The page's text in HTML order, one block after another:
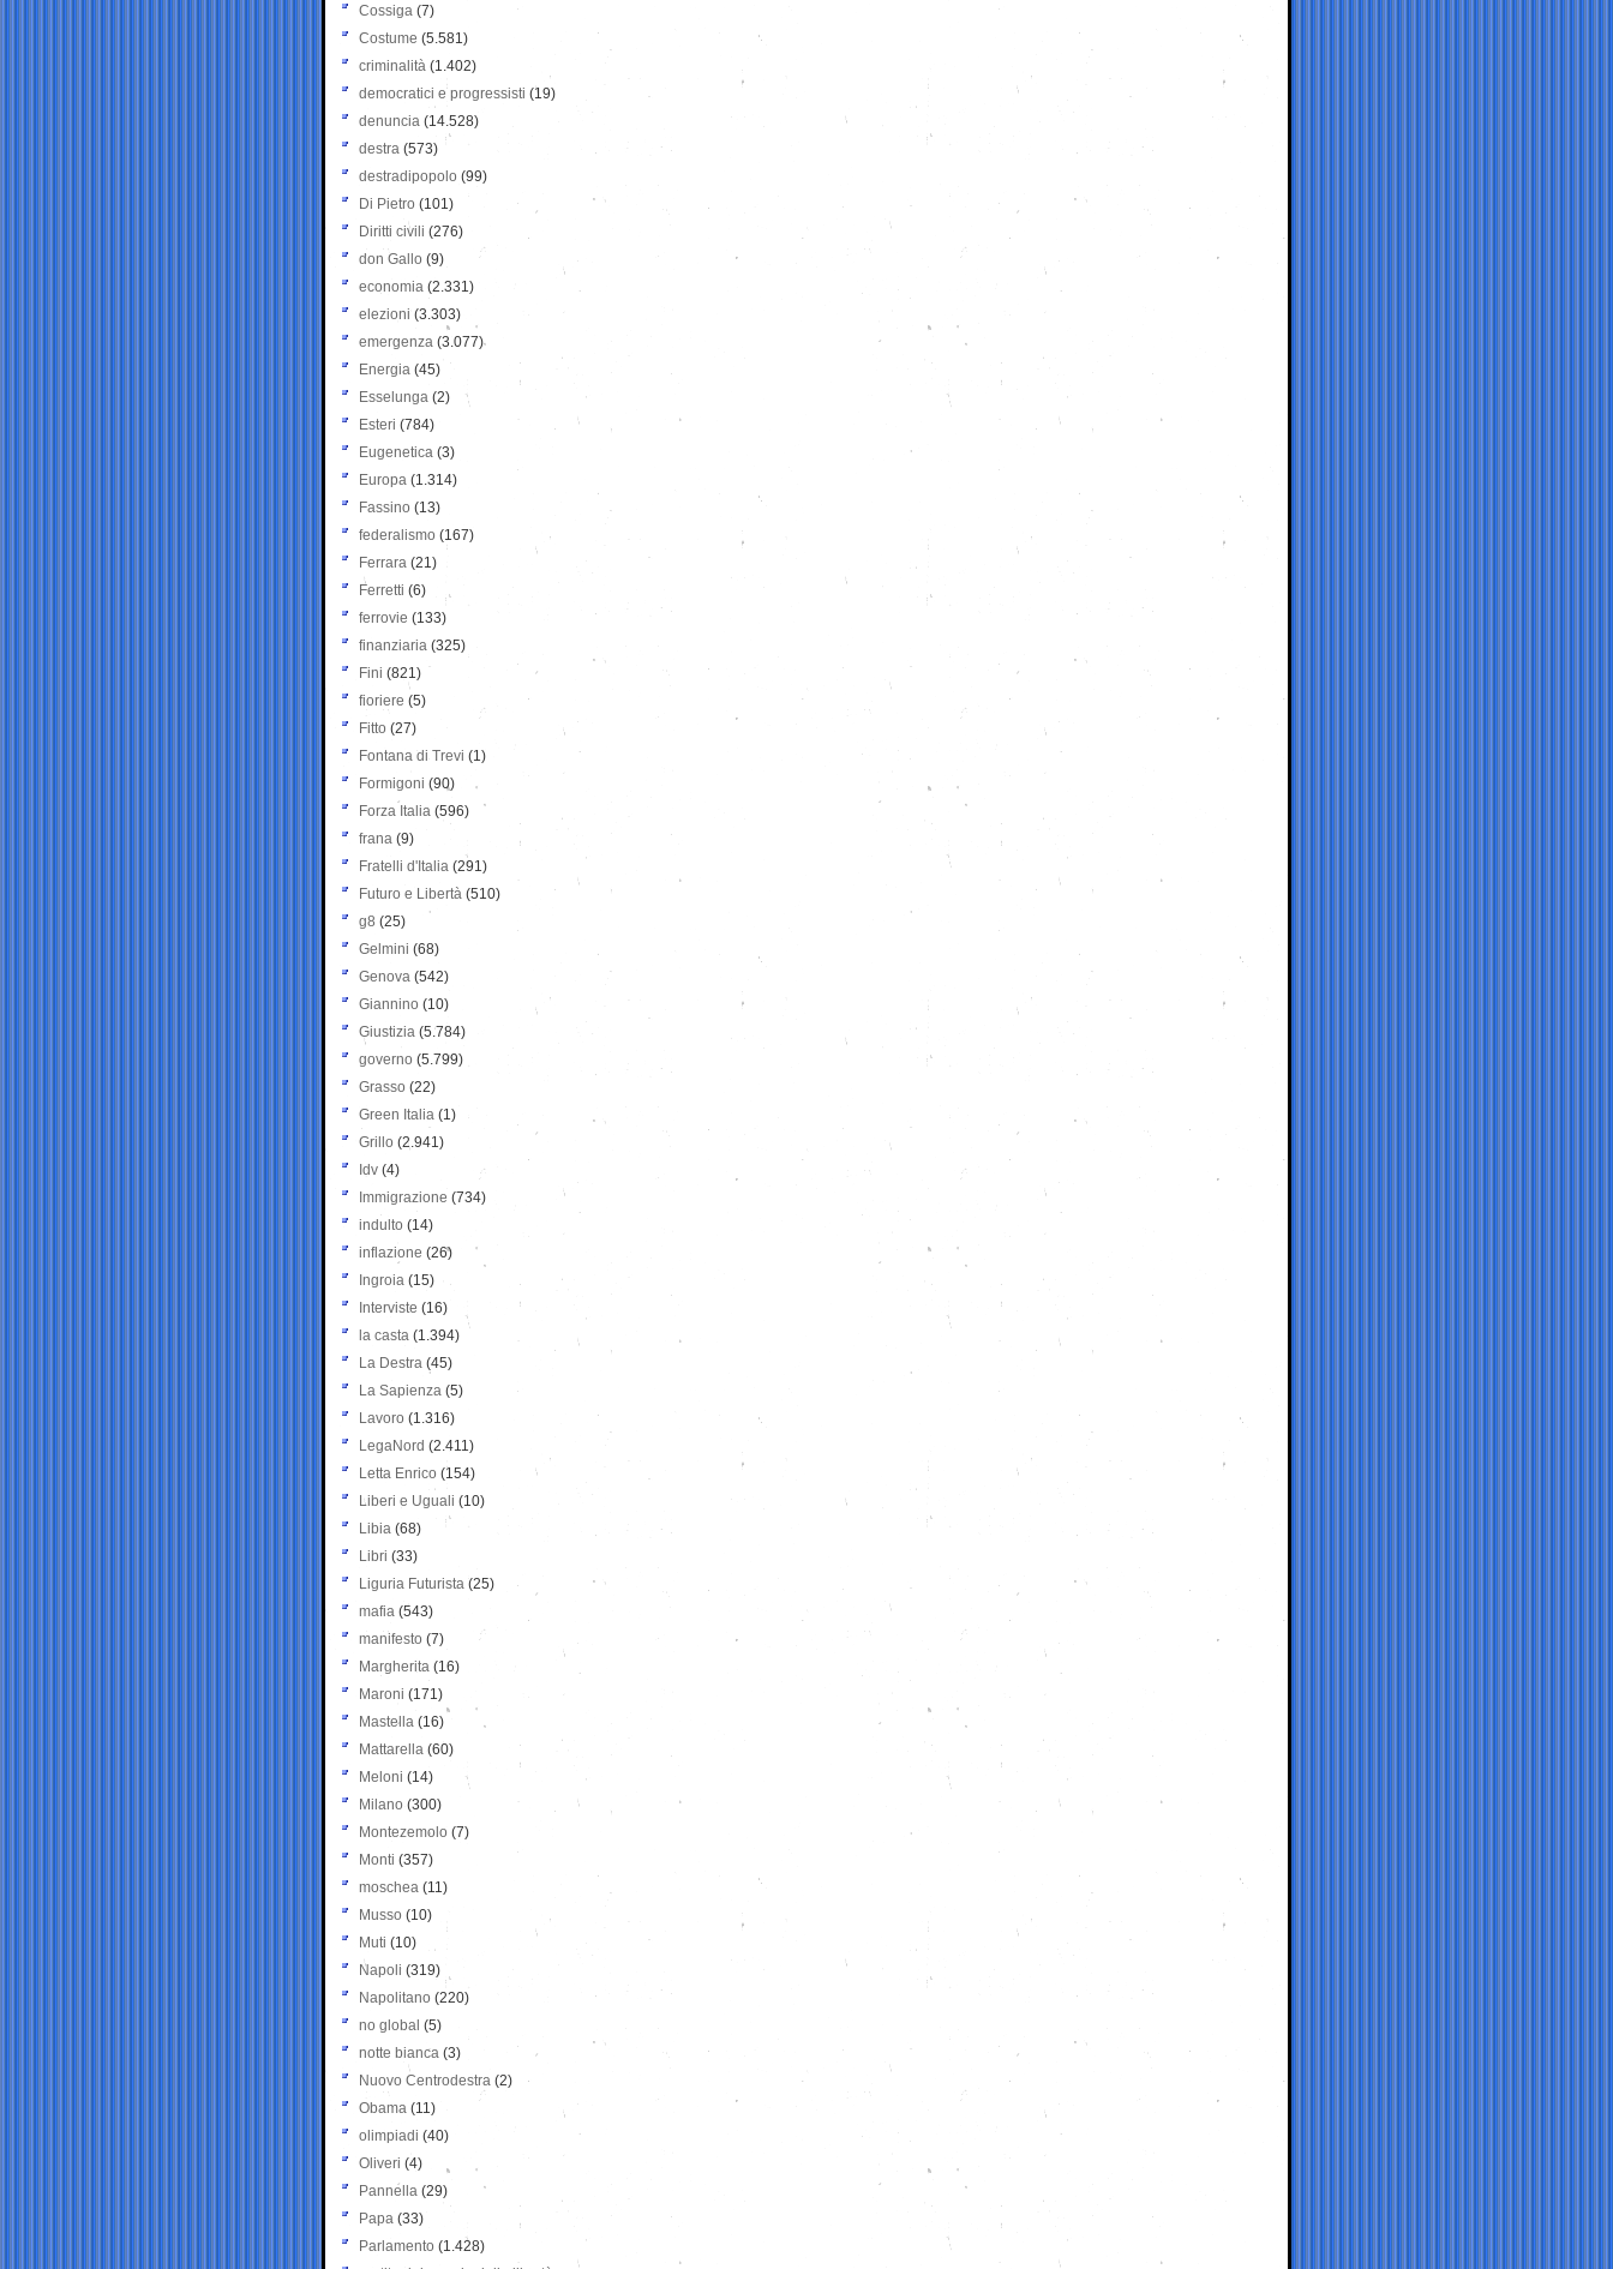
Cossiga (7)
Costume (5.581)
criminalità (1.402)
democratici e progressisti (19)
denuncia (14.528)
destra (573)
destradipopolo (99)
Di Pietro (101)
Diritti civili (276)
don Gallo (9)
economia (2.331)
elezioni (3.303)
emergenza (3.077)
Energia (45)
Esselunga (2)
Esteri (784)
Eugenetica (3)
Europa (1.314)
Fassino (13)
federalismo (167)
Ferrara (21)
Ferretti (6)
ferrovie (133)
finanziaria (325)
Fini (821)
fioriere (5)
Fitto (27)
Fontana di Trevi (1)
Formigoni (90)
Forza Italia (596)
frana (9)
Fratelli d'Italia (291)
Futuro e Libertà (510)
g8 (25)
Gelmini (68)
Genova (542)
Giannino (10)
Giustizia (5.784)
governo (5.799)
Grasso (22)
Green Italia (1)
Grillo (2.941)
Idv (4)
Immigrazione (734)
indulto (14)
inflazione (26)
Ingroia (15)
Interviste (16)
la casta (1.394)
La Destra (45)
La Sapienza (5)
Lavoro (1.316)
LegaNord (2.411)
Letta Enrico (154)
Liberi e Uguali (10)
Libia (68)
Libri (33)
Liguria Futurista (25)
mafia (543)
manifesto (7)
Margherita (16)
Maroni (171)
Mastella (16)
Mattarella (60)
Meloni (14)
Milano (300)
Montezemolo (7)
Monti (357)
moschea (11)
Musso (10)
Muti (10)
Napoli (319)
Napolitano (220)
no global (5)
notte bianca (3)
Nuovo Centrodestra (2)
Obama (11)
olimpiadi (40)
Oliveri (4)
Pannella (29)
Papa (33)
Parlamento (1.428)